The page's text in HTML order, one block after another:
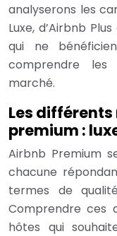
analyserons les
Luxe, d’Airbnb
qui ne
comprendre les
marché.
Les
premium :
Airbnb Premium
chacune
termes de
Comprendre ces
hôtes qui